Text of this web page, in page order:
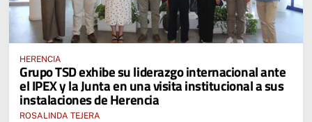
HERENCIA
Grupo TSD exhibe su liderazgo internacional ante
el IPEX y la Junta en una visita institucional a sus
instalaciones de Herencia
ROSALINDA TEJERA